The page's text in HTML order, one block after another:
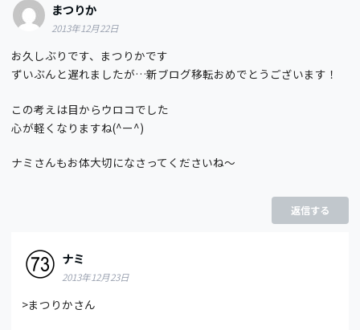
まつりか
2013年12月22日
お久しぶりです、まつりかです
ずいぶんと遅れましたが…新ブログ移転おめでとうございます！
この考えは目からウロコでした
心が軽くなりますね(^ー^)
ナミさんもお体大切になさってくださいね～
返信する
ナミ
2013年12月23日
>まつりかさん